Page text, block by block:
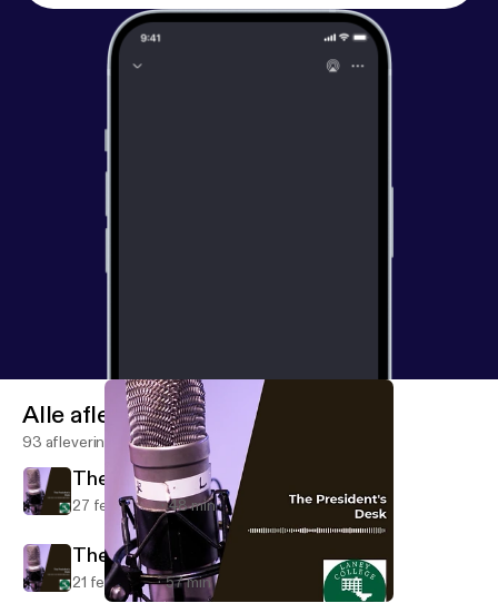
Alle afleveringen
93 afleveringen
The President's Desk Episode 88
27 feb 2025 48 min
The President's Desk Episode 87
21 feb 2025 57 min